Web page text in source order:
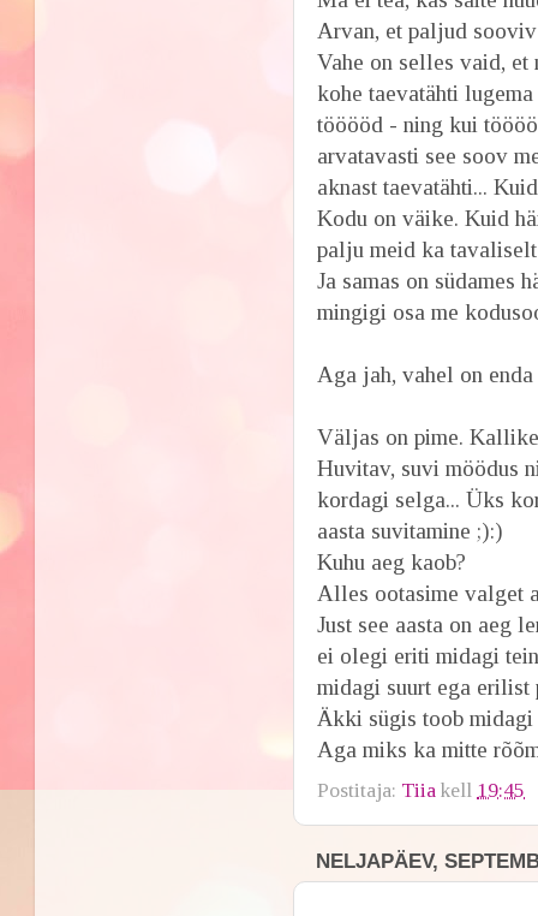
Arvan, et paljud
Vahe on selles vaid, et
kohe taevatähti
tööööd - ning kui
arvatavasti see soov
aknast taevatähti...
Kodu on väike. Kuid
palju meid ka
Ja samas on südames
mingigi osa me
Aga jah, vahel on
Väljas on pime.
Huvitav, suvi möödus
kordagi selga... Üks
aasta suvitamine ;):)
Kuhu aeg kaob?
Alles ootasime valget
Just see aasta on aeg
ei olegi eriti midagi
midagi suurt ega erilist
Äkki sügis toob
Aga miks ka mitte
Postitaja: Tiia kell 19:45
NELJAPÄEV,